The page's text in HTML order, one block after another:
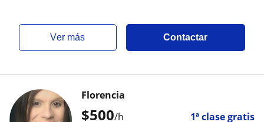
ver más Contactar
$500/h 1ª clase gratis
Florencia